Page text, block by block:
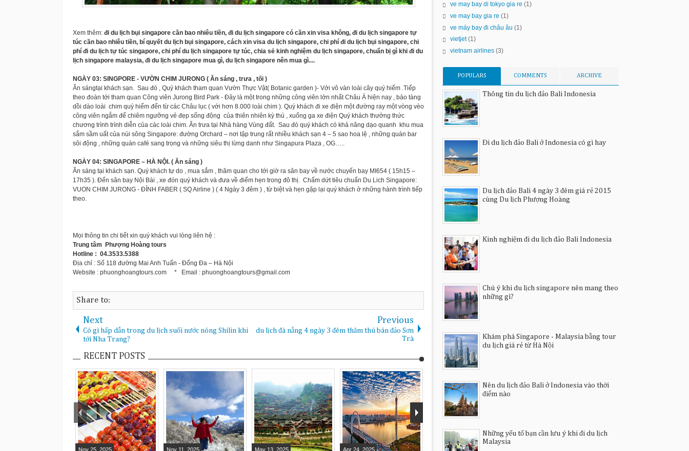
Xem thêm: đi du lịch bụi singapore cần bao nhiêu tiền, đi du lịch singapore có cần xin visa không, đi du lịch singapore tự
túc cần bao nhiêu tiền, bí quyết du lịch bụi singapore, cách xin visa du lịch singapore, chi phí đi du lịch bụi singapore, chi
phí đi du lịch tự túc singapore, chi phí du lịch singapore tự túc, chia sẻ kinh nghiệm du lịch singapore, chuẩn bị gì khi đi du
lịch singapore malaysia, đi du lịch singapore mua gì, du lịch singapore nên mua gì....
NGÀY 03: SINGPORE - VƯỜN CHIM JURONG ( Ăn sáng , trưa , tối )
Ăn sángtại khách sạn. Sau đó , Quý khách tham quan Vườn Thực Vật( Botanic garden )- Với vô vàn loài cây quý hiếm .Tiếp
theo đoàn tới tham quan Công viên Jurong Bird Park - Đây là một trong những công viên lớn nhất Châu Á hiện nay , bảo tàng
dồi dào loài chim quý hiếm đến từ các Châu lục ( với hơn 8.000 loài chim ). Quý khách đi xe điện một đường ray một vòng vèo
công viên ngắm để chiêm ngưỡng vẻ đẹp sống động của thiên nhiên kỳ thú , xuống ga xe điện Quý khách thưởng thức
chương trình trình diễn của các loài chim. Ăn trưa tại Nhà hàng Vùng đất. Sau đó quý khách có khả năng dạo quanh khu mua
sắm sầm uất của núi sông Singapore: đường Orchard – nơi tập trung rất nhiều khách sạn 4 – 5 sao hoa lệ , những quán bar
sôi động , những quán café sang trọng và những siêu thị lừng danh như Singapura Plaza , OG…..
NGÀY 04: SINGAPORE – HÀ NỘI. ( Ăn sáng )
Ăn sáng tại khách sạn. Quý khách tự do , mua sắm , thăm quan cho tới giờ ra sân bay về nước chuyến bay MI654 ( 15h15 –
17h35 ). Đến sân bay Nội Bài , xe đón quý khách và đưa về điểm hẹn trong đô thị. Chấm dứt tiêu chuẩn Du Lich Singapore:
VUON CHIM JURONG - ĐỈNH FABER ( SQ Airline ) ( 4 Ngày 3 đêm ) , từ biệt và hẹn gặp lại quý khách ở những hành trình tiếp
theo.
Mọi thông tin chi tiết xin quý khách vui lòng liên hệ :
Trung tâm Phượng Hoàng tours
Hotline : 04.3533.5388
Địa chỉ : Số 118 đường Mai Anh Tuấn - Đống Đa – Hà Nội
Website : phuonghoangtours.com * Email : phuonghoangtours@gmail.com
Share to:
Next
Có gì hấp dẫn trong du lịch suối nước nóng Shilin khi
tới Nha Trang?
Previous
du lịch đà nẵng 4 ngày 3 đêm thăm thú bán đảo Sơn
Trà
RECENT POSTS
Nov 25 2025 Nov 11 2025 May 13 2025 Apr 24 2025 19,2025
ve may bay di tokyo gia re (1)
ve may bay gia re (1)
ve máy bay đi châu âu (1)
vietjet (1)
vietnam airlines (3)
POPULARS COMMENTS ARCHIVE
Thông tin du lịch đảo Bali Indonesia
Đi du lịch đảo Bali ở Indonesia có gì hay
Du lịch đảo Bali 4 ngày 3 đêm giá rẻ 2015
cùng Du lịch Phượng Hoàng
Kinh nghiệm đi du lịch đảo Bali Indonesia
Chú ý khi du lịch singapore nên mang theo
những gì?
Khám phá Singapore - Malaysia bằng tour
du lịch giá rẻ từ Hà Nội
Nên du lịch đảo Bali ở Indonesia vào thời
điểm nào
Những yếu tố bạn cần lưu ý khi đi du lịch
Malaysia